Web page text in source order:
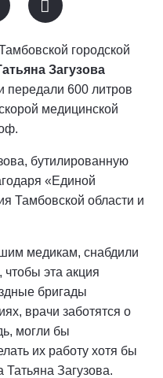
городской
Загузова
передали 600 литров
медицинской
бутилированную
«Единой
Тамбовской области и
медикам, снабдили
чтобы эта акция
бригады
врачи заботятся о
могли бы
их работу хотя бы
Татьяна Загузова.